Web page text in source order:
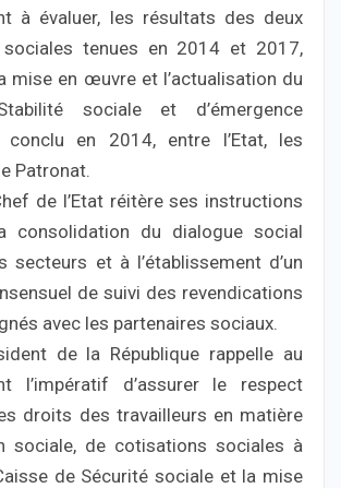
à évaluer, les résultats des deux
sociales tenues en 2014 et 2017,
mise en œuvre et l’actualisation du
sociale et d’émergence
conclu en 2014, entre l’Etat, les
Patronat.
de l’Etat réitère ses instructions
consolidation du dialogue social
secteurs et à l’établissement d’un
de suivi des revendications
avec les partenaires sociaux.
de la République rappelle au
l’impératif d’assurer le respect
droits des travailleurs en matière
sociale, de cotisations sociales à
de Sécurité sociale et la mise